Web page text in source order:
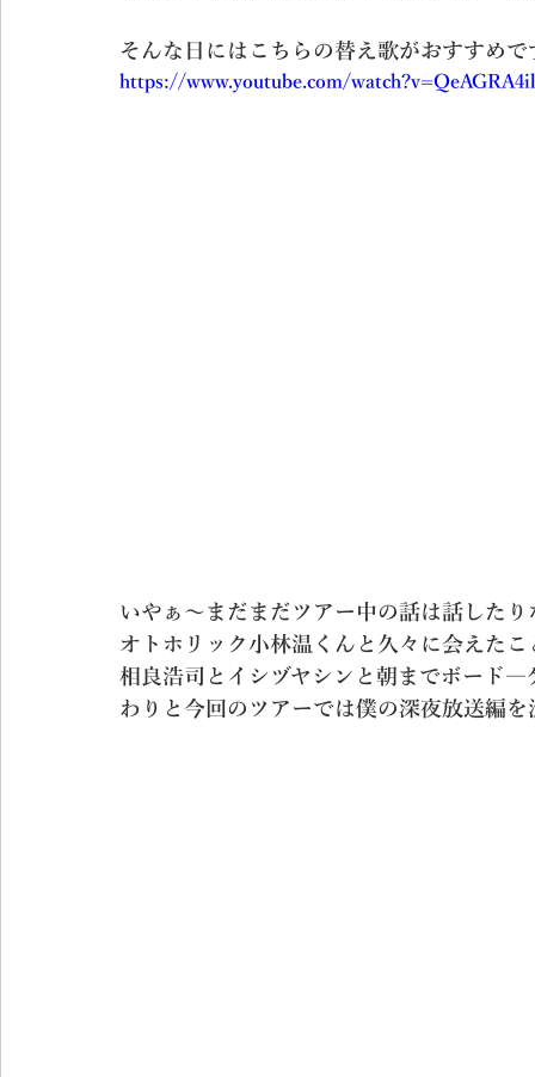
そんな日にはこちらの替え歌がおすすめ
https://www.youtube.com/
いやぁ～まだまだツアー中の話は話したり
オトホリック小林温くんと久々に会えたこ
相良浩司とイシヅヤシンと朝までボード―
わりと今回のツアーでは僕の深夜放送編